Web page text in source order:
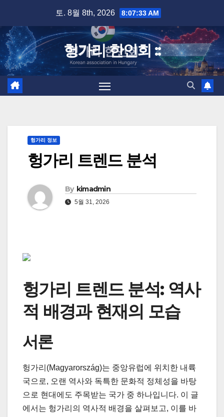
content
토. 8월 8th, 2026 8:07:34 AM
헝가리 한인회 ::
헝가리 정보
헝가리 트렌드 분석
By kimadmin
5월 31, 2026
헝가리 트렌드 분석: 역사
적 배경과 현재의 모습
서론
헝가리(Magyarország)는 중앙유럽에 위치한 내륙
국으로, 오랜 역사와 독특한 문화적 정체성을 바탕
으로 현대에도 주목받는 국가 중 하나입니다. 이 글
에서는 헝가리의 역사적 배경을 살펴보고, 이를 바